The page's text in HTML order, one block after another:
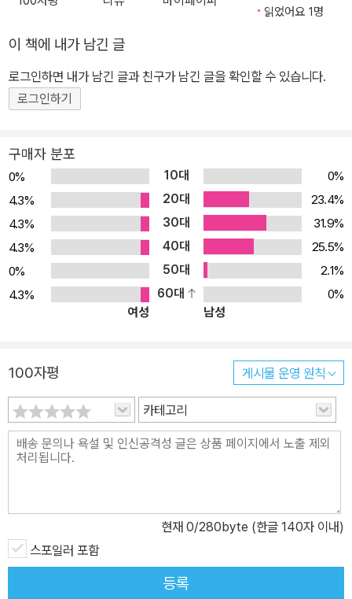
읽었어요 1명
이 책에 내가 남긴 글
로그인하면 내가 남긴 글과 친구가 남긴 글을 확인할 수 있습니다.
로그인하기
구매자 분포
0% 10대
0%
4.3%
20대
23.4%
4.3%
30대
31.9%
4.3%
40대
25.5%
0%
50대
2.1%
4.3%
60대
0%
여성
남성
100자평 게시물 운영 원칙
카테고리
현재 0/280byte (한글 140자 이내)
스포일러 포함
등록